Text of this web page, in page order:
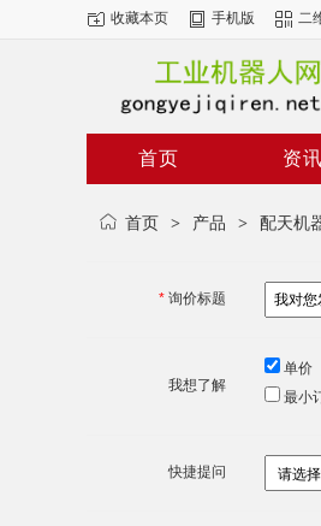
收藏本页 手机版 二
首页 资讯
首页 > 产品 > 配天机
* 询价标题
我想了解
单价
最小
快捷提问